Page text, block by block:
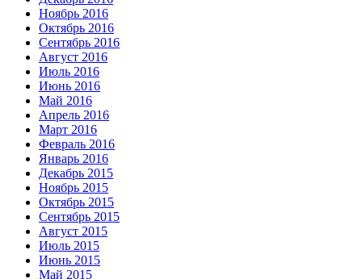
Ноябрь 2016
Октябрь 2016
Сентябрь 2016
Август 2016
Июль 2016
Июнь 2016
Май 2016
Апрель 2016
Март 2016
Февраль 2016
Январь 2016
Декабрь 2015
Ноябрь 2015
Октябрь 2015
Сентябрь 2015
Август 2015
Июль 2015
Июнь 2015
Май 2015